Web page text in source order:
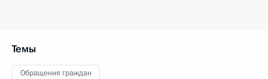
Темы
Обращения граждан